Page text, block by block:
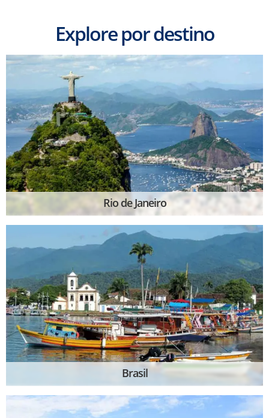
Explore por destino
Rio de Janeiro
Brasil